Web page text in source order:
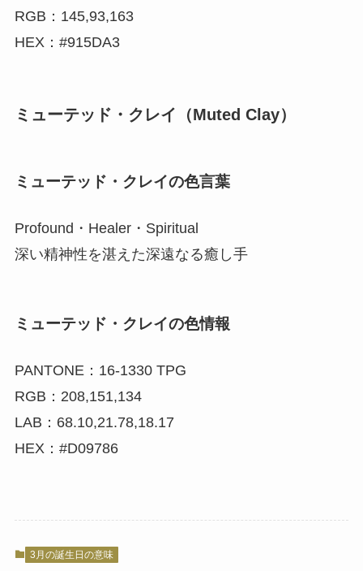
RGB：145,93,163
HEX：#915DA3
ミューテッド・クレイ（Muted Clay）
ミューテッド・クレイの色言葉
Profound・Healer・Spiritual
深い精神性を湛えた深遠なる癒し手
ミューテッド・クレイの色情報
PANTONE：16-1330 TPG
RGB：208,151,134
LAB：68.10,21.78,18.17
HEX：#D09786
3月の誕生日の意味